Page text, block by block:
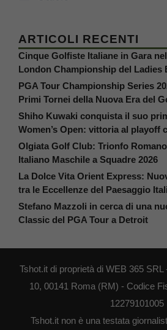
ARTICOLI RECENTI
Cinque Golfiste Italiane in Gara
London Championship del Ladies
PGA Tour Championship Series
Primi Tornei della Nuova Era del
Shiho Kuwaki conquista il suo
Women’s Open: vittoria al playoff
Olgiata Golf Club: Trionfo
Italiano Maschile a Squadre 2026
La Dolce Vita Orient Express:
tra le Eccellenze del Paesaggio
Stefano Mazzoli in cerca di una
Classic del PGA Tour a Detroit
Tshot.it di proprietà di WEB 365
10, 00141 Roma (RM) - Codice
12279101005
Tshot.it non è una testata